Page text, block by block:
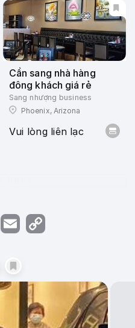
Cần sang nhà hàng
đông khách giá rẻ
Sang nhượng business
Phoenix, Arizona
Vui lòng liên lạc
WhatsApp
Email